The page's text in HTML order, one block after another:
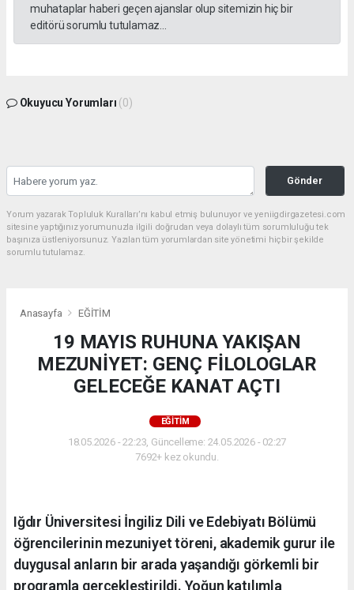
muhataplar haberi geçen ajanslar olup sitemizin hiç bir
editörü sorumlu tutulamaz...
Okuyucu Yorumları (0)
Gönder
Yorum yazarak Topluluk Kuralları’nı kabul etmiş bulunuyor ve yeniigdirgazetesi.com
sitesine yaptığınız yorumunuzla ilgili doğrudan veya dolaylı tüm sorumluluğu tek
başınıza üstleniyorsunuz. Yazılan tüm yorumlardan site yönetimi hiçbir şekilde
sorumlu tutulamaz.
Anasayfa EĞİTİM
19 MAYIS RUHUNA YAKIŞAN
MEZUNİYET: GENÇ FİLOLOGLAR
GELECEĞE KANAT AÇTI
EĞİTİM
18.05.2026 - 22:23, Güncelleme: 24.05.2026 - 02:27
7692+ kez okundu.
Iğdır Üniversitesi İngiliz Dili ve Edebiyatı Bölümü
öğrencilerinin mezuniyet töreni, akademik gurur ile
duygusal anların bir arada yaşandığı görkemli bir
programla gerçekleştirildi. Yoğun katılımla